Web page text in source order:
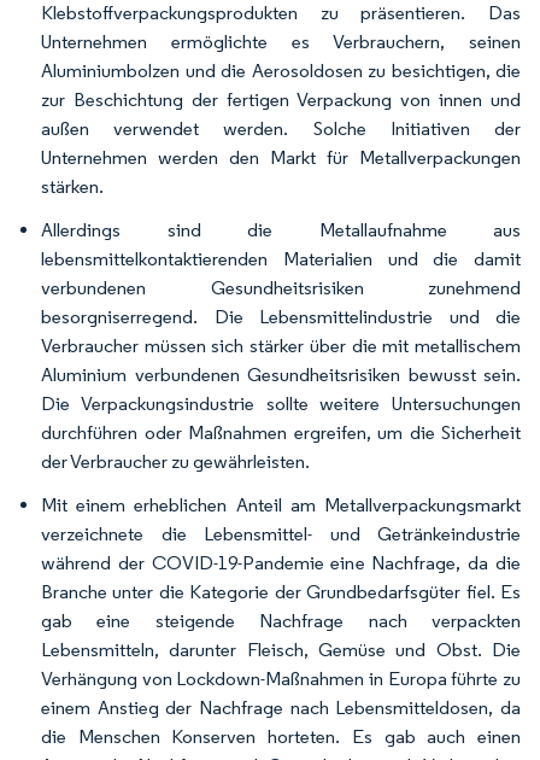
Klebstoffverpackungsprodukten zu präsentieren. Das
Unternehmen ermöglichte es Verbrauchern, seinen
Aluminiumbolzen und die Aerosoldosen zu besichtigen, die
zur Beschichtung der fertigen Verpackung von innen und
außen verwendet werden. Solche Initiativen der
Unternehmen werden den Markt für Metallverpackungen
stärken.
Allerdings sind die Metallaufnahme aus
lebensmittelkontaktierenden Materialien und die damit
verbundenen Gesundheitsrisiken zunehmend
besorgniserregend. Die Lebensmittelindustrie und die
Verbraucher müssen sich stärker über die mit metallischem
Aluminium verbundenen Gesundheitsrisiken bewusst sein.
Die Verpackungsindustrie sollte weitere Untersuchungen
durchführen oder Maßnahmen ergreifen, um die Sicherheit
der Verbraucher zu gewährleisten.
Mit einem erheblichen Anteil am Metallverpackungsmarkt
verzeichnete die Lebensmittel- und Getränkeindustrie
während der COVID-19-Pandemie eine Nachfrage, da die
Branche unter die Kategorie der Grundbedarfsgüter fiel. Es
gab eine steigende Nachfrage nach verpackten
Lebensmitteln, darunter Fleisch, Gemüse und Obst. Die
Verhängung von Lockdown-Maßnahmen in Europa führte zu
einem Anstieg der Nachfrage nach Lebensmitteldosen, da
die Menschen Konserven horteten. Es gab auch einen